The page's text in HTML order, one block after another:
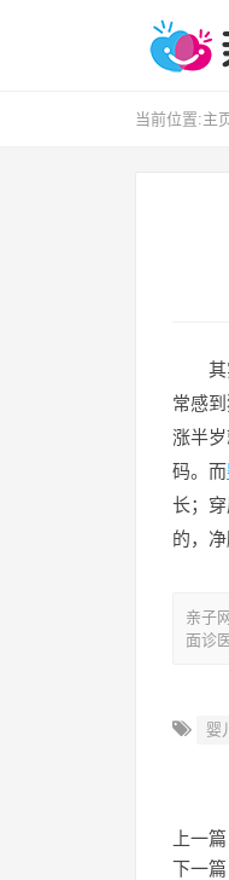
当前位置:主
常感
涨半
码。而
长；
的，
亲子
面诊
婴
上一篇
下一篇